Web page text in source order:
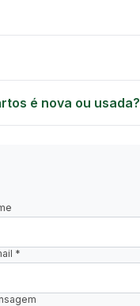
é nova ou usada?
*